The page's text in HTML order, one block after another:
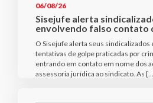
06/08/26
Sisejufe alerta
envolvendo falso contato
O Sisejufe alerta seus sindicalizados
tentativas de golpe praticadas por
entrando em contato em nome dos
assessoria jurídica ao sindicato. As